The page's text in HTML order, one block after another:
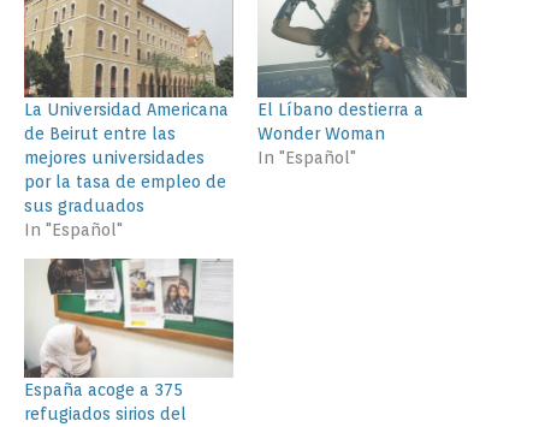
La Universidad Americana
de Beirut entre las
mejores universidades
por la tasa de empleo de
sus graduados
In "Español"
El Líbano destierra a
Wonder Woman
In "Español"
España acoge a 375
refugiados sirios del